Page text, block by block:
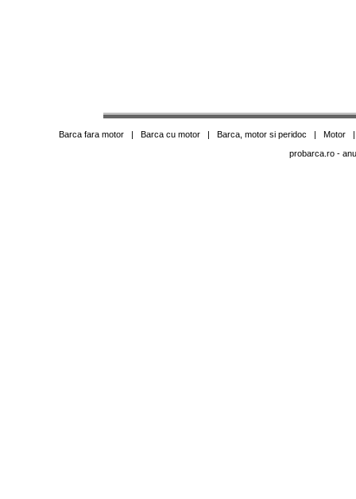
Barca fara motor| Barca cu motor| Barca, motor si peridoc | Motor
probarca.ro-